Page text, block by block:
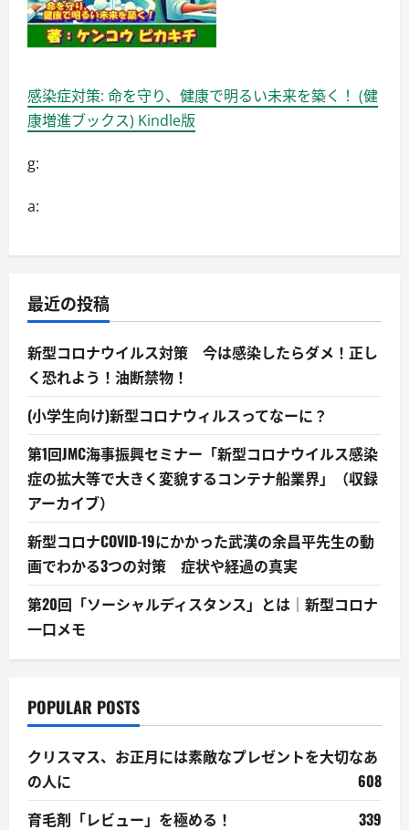
感染症対策: 命を守り、健康で明るい未来を築く！ (健
康増進ブックス) Kindle版
g:
a:
最近の投稿
新型コロナウイルス対策 今は感染したらダメ！正し
く恐れよう！油断禁物！
(小学生向け)新型コロナウィルスってなーに？
第1回JMC海事振興セミナー「新型コロナウイルス感染
症の拡大等で大きく変貌するコンテナ船業界」（収録
アーカイブ）
新型コロナCOVID-19にかかった武漢の余昌平先生の動
画でわかる3つの対策 症状や経過の真実
第20回「ソーシャルディスタンス」とは｜新型コロナ
一口メモ
POPULAR POSTS
クリスマス、お正月には素敵なプレゼントを大切なあ
の人に
608
育毛剤「レビュー」を極める！
339